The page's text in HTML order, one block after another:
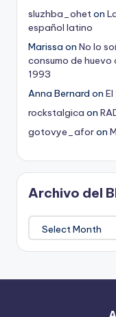
sluzhba_oheton
español latino
Marissa on No lo
consumo de huevo
1993
Anna Bernard on
rockstalgica on
gotovye_aforon
Archivo del
Archivo
del
Blog